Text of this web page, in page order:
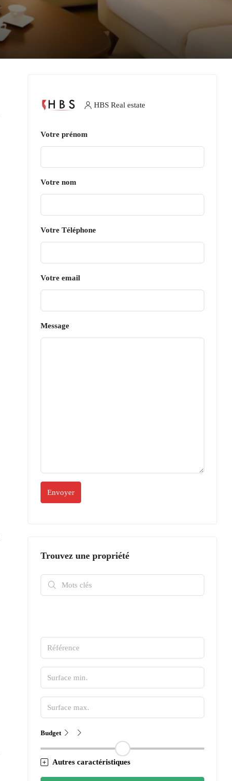
HBS Real estate
Votre prénom
Votre nom
Votre Téléphone
Votre email
Message
Trouvez une propriété
Budget
Autres caractéristiques